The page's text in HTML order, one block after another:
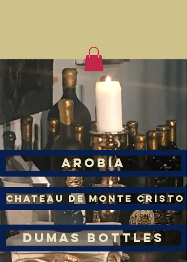
Arobia
Chateau de monte cristo
Dumas Bottles